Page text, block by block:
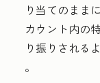
り当てのまま
カウント内の
り振りされる
。